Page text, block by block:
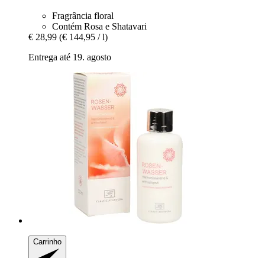
Fragrância floral
Contém Rosa e Shatavari
€ 28,99 (€ 144,95 / l)
Entrega até 19. agosto
Carrinho